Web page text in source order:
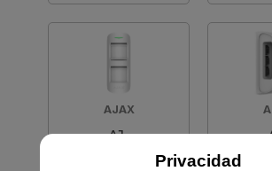
Privacidad
AJAX
AJ-